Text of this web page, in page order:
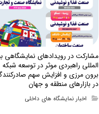
مشارکت در رویدادهای نمایشگاهی
المللی راهبردی موثر در توسعه شبکه
برون مرزی و افزایش سهم
در بازارهای منطقه و جهان
اخبار نمایشگاه های داخلی